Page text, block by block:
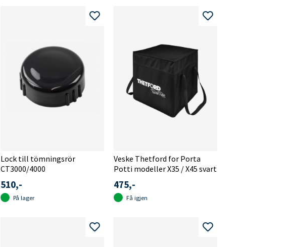
Lock till tömningsrör
CT3000/4000
510,-
På lager
Veske Thetford for Porta
Potti modeller X35 / X45 svart
475,-
Få igjen